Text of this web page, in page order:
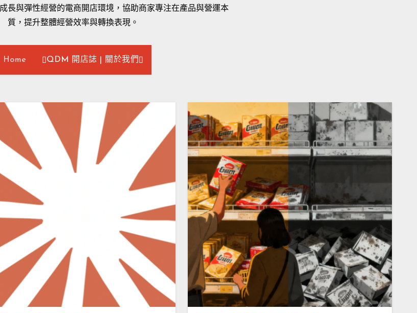
長與彈性經營的電商開店環境，協助商家專注在產品與營運本
質，提升整體經營效率與轉換表現。
Home ▯QDM 開店誌 | 關於我們▯